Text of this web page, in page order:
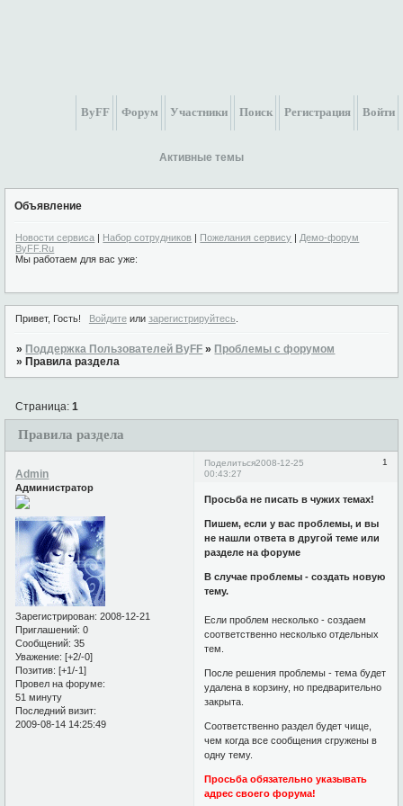
ByFF Форум Участники Поиск Регистрация Войти
Активные темы
Объявление
Новости сервиса | Набор сотрудников | Пожелания сервису | Демо-форум
ByFF.Ru
Мы работаем для вас уже:
Привет, Гость! Войдитеили зарегистрируйтесь
» Поддержка Пользователей ByFF » Проблемы с форумом
» Правила раздела
Правила раздела
Страница:1
Поделиться 1
2008-12-25
00:43:27
Admin
Администратор
Зарегистрирован: 2008-12-21
Приглашений: 0
Сообщений: 35
Уважение: [+2/-0]
Позитив: [+1/-1]
Провел на форуме:
51 минуту
Последний визит:
2009-08-14 14:25:49
Просьба не писать в чужих темах!
Пишем, если у вас проблемы, и вы
не нашли ответа в другой теме или
разделе на форуме
В случае проблемы - создать новую
тему.
Если проблем несколько - создаем
соответственно несколько отдельных
тем.
После решения проблемы - тема будет
удалена в корзину, но предварительно
закрыта.
Соответственно раздел будет чище,
чем когда все сообщения сгружены в
одну тему.
Просьба обязательно указывать
адрес своего форума!